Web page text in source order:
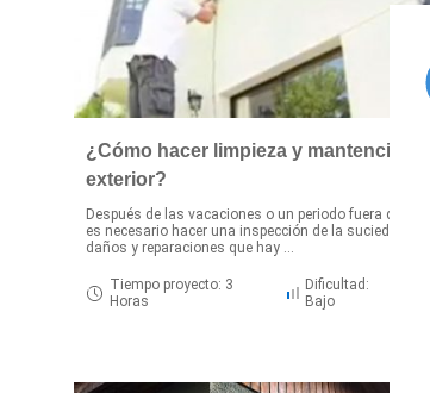
¿Cómo hacer limpieza y mantención
exterior?
Después de las vacaciones o un periodo fuera de casa
es necesario hacer una inspección de la suciedad,
daños y reparaciones que hay ...
Tiempo proyecto: 3
Horas
Dificultad:
Bajo